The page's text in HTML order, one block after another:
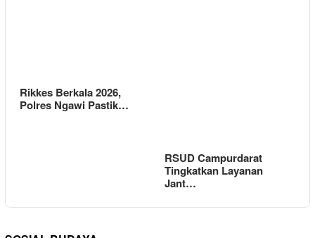
Rikkes Berkala 2026,
Polres Ngawi Pastik…
RSUD Campurdarat
Tingkatkan Layanan
Jant…